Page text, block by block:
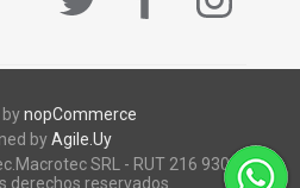
nopCommerce
byAgile.Uy
SRL - RUT 216 930 920
derechos reservados.